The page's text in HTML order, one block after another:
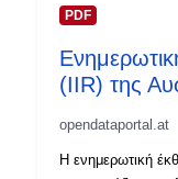
as - heavy
polycyclic
furans (PCDD/
Austria complies
UNECE
PDF
(IIR) της
opendataportal.at
Η ενημερωτική